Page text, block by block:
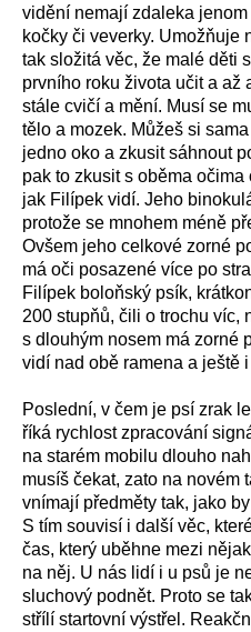
vidění nemají zdaleka
kočky či veverky. Umožňuje
tak složitá věc, že malé děti
prvního roku života učit a až
stále cvičí a mění. Musí se
tělo a mozek. Můžeš si
jedno oko a zkusit sáhnout
pak to zkusit s oběma
jak Filípek vidí. Jeho
protože se mnohem méně
Ovšem jeho celkové zorné
má oči posazené více po
Filípek boloňský psík,
200 stupňů, čili o trochu víc,
s dlouhým nosem má zorné
vidí nad obě ramena a ještě
Poslední, v čem je psí zrak
říká rychlost zpracování
na starém mobilu dlouho
musíš čekat, zato na novém
vnímají předměty tak, jako
S tím souvisí i další věc,
čas, který uběhne mezi
na něj. U nás lidí i u psů je
sluchový podnět. Proto se
střílí startovní výstřel.